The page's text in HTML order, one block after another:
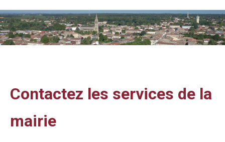
Vous êtes ici :
Contactez les services de la
mairie